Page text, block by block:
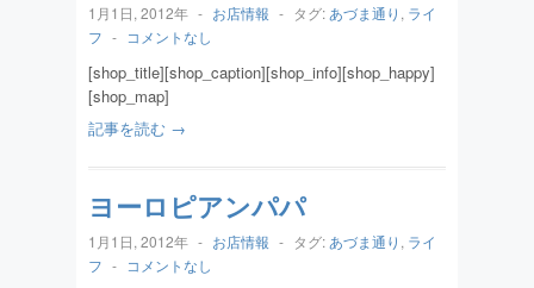
1月1日, 2012年 - お店情報 - タグ: あづま通り , ライ
フ - コメントなし
[shop_title][shop_caption][shop_info][shop_happy]
[shop_map]
記事を読む →
ヨーロピアンパパ
1月1日, 2012年 - お店情報 - タグ: あづま通り , ライ
フ - コメントなし